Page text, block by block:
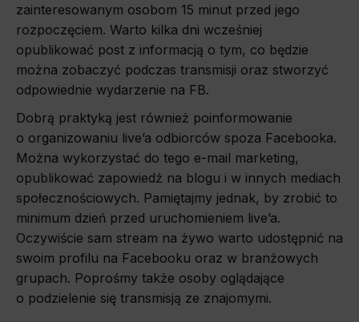
zainteresowanym osobom 15 minut przed jego
rozpoczęciem. Warto kilka dni wcześniej
opublikować post z informacją o tym, co będzie
można zobaczyć podczas transmisji oraz stworzyć
odpowiednie wydarzenie na FB.
Dobrą praktyką jest również poinformowanie
o organizowaniu live’a odbiorców spoza Facebooka.
Można wykorzystać do tego e-mail marketing,
opublikować zapowiedź na blogu i w innych mediach
społecznościowych. Pamiętajmy jednak, by zrobić to
minimum dzień przed uruchomieniem live’a.
Oczywiście sam stream na żywo warto udostępnić na
swoim profilu na Facebooku oraz w branżowych
grupach. Poprośmy także osoby oglądające
o podzielenie się transmisją ze znajomymi.